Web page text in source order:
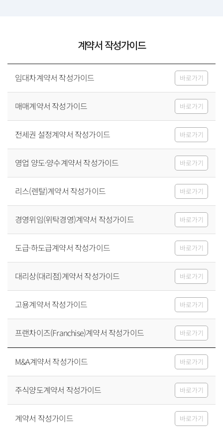
계약서 작성가이드
임대차계약서 작성가이드 바로가기
매매계약서 작성가이드 바로가기
전세권 설정계약서 작성가이드 바로가기
영업 양도·양수계약서 작성가이드 바로가기
리스(렌탈)계약서 작성가이드 바로가기
경영위임(위탁경영)계약서 작성가이드 바로가기
도급·하도급계약서 작성가이드 바로가기
대리상(대리점)계약서 작성가이드 바로가기
고용계약서 작성가이드 바로가기
프랜차이즈(Franchise)계약서 작성가이드 바로가기
M&A계약서 작성가이드 바로가기
주식양도계약서 작성가이드 바로가기
계약서 작성가이드 바로가기